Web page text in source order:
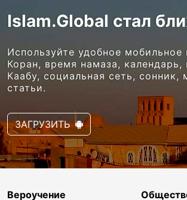
Islam.Global стал
Используйте удобное мобильное
Коран, время намаза, календарь,
Каабу, социальная сеть, сонник,
статьи.
ЗАГРУЗИТЬ
Вероучение